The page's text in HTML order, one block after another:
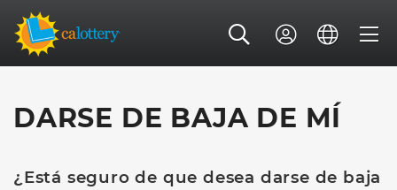
DARSE DE BAJA DE MÍ
¿Está seguro de que desea darse de baja